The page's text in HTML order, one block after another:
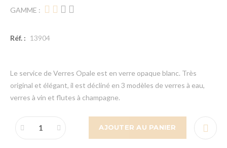
GAMME :
Réf. : 13904
Le service de Verres Opale est en verre opaque blanc. Très
original et élégant, il est décliné en 3 modèles de verres à eau,
verres à vin et flutes à champagne.
AJOUTER AU PANIER